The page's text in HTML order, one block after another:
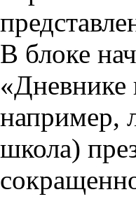
В блоке
например,
школа)